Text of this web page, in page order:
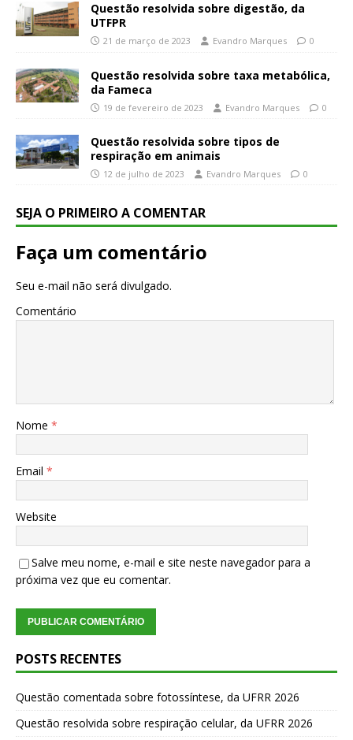
Questão resolvida sobre digestão, da
UTFPR
21 de março de 2023 Evandro Marques 0
Questão resolvida sobre taxa metabólica,
da Fameca
19 de fevereiro de 2023 Evandro Marques 0
Questão resolvida sobre tipos de
respiração em animais
12 de julho de 2023 Evandro Marques 0
SEJA O PRIMEIRO A COMENTAR
Faça um comentário
Seu e-mail não será divulgado.
Comentário
Nome *
Email *
Website
Salve meu nome, e-mail e site neste navegador para a
próxima vez que eu comentar.
POSTS RECENTES
Questão comentada sobre fotossíntese, da UFRR 2026
Questão resolvida sobre respiração celular, da UFRR 2026